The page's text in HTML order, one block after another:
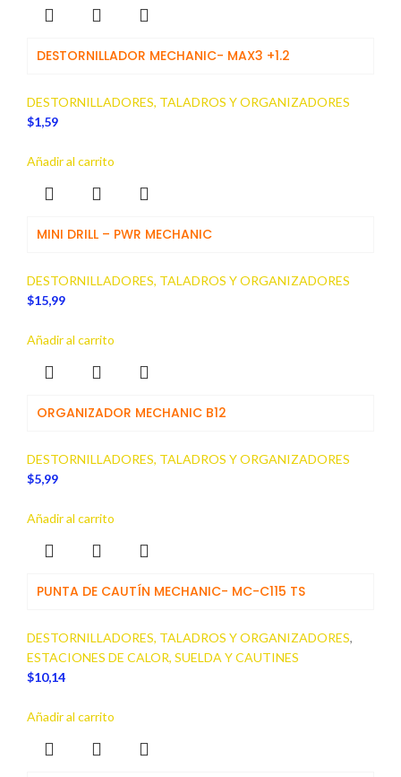
DESTORNILLADOR MECHANIC- MAX3 +1.2
DESTORNILLADORES, TALADROS Y ORGANIZADORES
$1,59
Añadir al carrito
MINI DRILL – PWR MECHANIC
DESTORNILLADORES, TALADROS Y ORGANIZADORES
$15,99
Añadir al carrito
ORGANIZADOR MECHANIC B12
DESTORNILLADORES, TALADROS Y ORGANIZADORES
$5,99
Añadir al carrito
PUNTA DE CAUTÍN MECHANIC- MC-C115 TS
DESTORNILLADORES, TALADROS Y ORGANIZADORES,
ESTACIONES DE CALOR, SUELDA Y CAUTINES
$10,14
Añadir al carrito